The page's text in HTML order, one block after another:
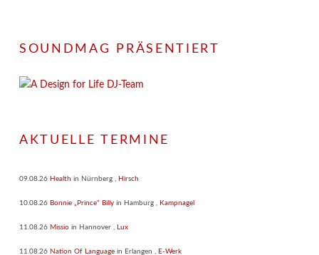
SOUNDMAG PRÄSENTIERT
AKTUELLE TERMINE
09.08.26 Health in Nürnberg , Hirsch
10.08.26 Bonnie „Prince“ Billy in Hamburg , Kampnagel
11.08.26 Missio in Hannover , Lux
11.08.26 Nation Of Language in Erlangen , E-Werk